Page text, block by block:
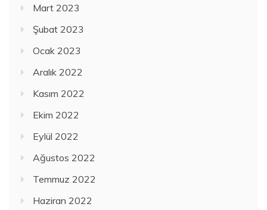
Mart 2023
Şubat 2023
Ocak 2023
Aralık 2022
Kasım 2022
Ekim 2022
Eylül 2022
Ağustos 2022
Temmuz 2022
Haziran 2022